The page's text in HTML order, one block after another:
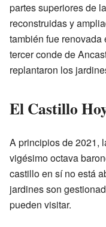
partes superiores de
reconstruidas y
también fue
tercer conde de
replantaron los
El Castillo
A principios de 2021,
vigésimo octava
castillo en sí no está
jardines son
pueden visitar.